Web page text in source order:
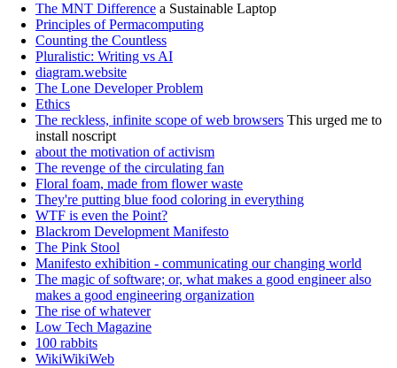
The MNT Difference a Sustainable Laptop
Principles of Permacomputing
Counting the Countless
Pluralistic: Writing vs AI
diagram.website
The Lone Developer Problem
Ethics
The reckless, infinite scope of web browsers This urged me to
install noscript
about the motivation of activism
The revenge of the circulating fan
Floral foam, made from flower waste
They're putting blue food coloring in everything
WTF is even the Point?
Blackrom Development Manifesto
The Pink Stool
Manifesto exhibition - communicating our changing world
The magic of software; or, what makes a good engineer also
makes a good engineering organization
The rise of whatever
Low Tech Magazine
100 rabbits
WikiWikiWeb